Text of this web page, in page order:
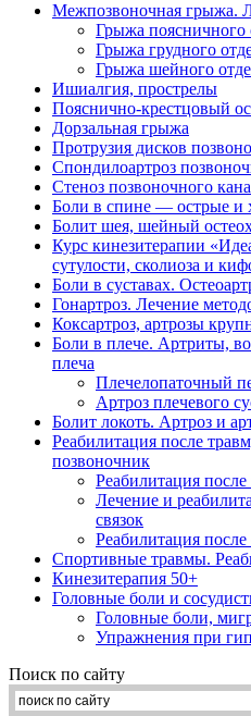
Межпозвоночная грыжа.
Грыжа поясничного
Грыжа грудного
Грыжа шейного
Ишиалгия, прострелы
Пояснично-крестцовый
Дорзальная грыжа
Протрузия дисков
Спондилоартроз
Стеноз позвоночного
Боли в спине — острые и
Болит шея, шейный
Курс кинезитерапии
сутулости, сколиоза и
Боли в суставах.
Гонартроз. Лечение
Коксартроз, артрозы
Боли в плече. Артриты,
плеча
Плечелопаточный
Артроз плечевого
Болит локоть. Артроз и
Реабилитация после
позвоночник
Реабилитация после
Лечение и
связок
Реабилитация
Спортивные травмы.
Кинезитерапия 50+
Головные боли и
Головные боли,
Упражнения при
Поиск по сайту